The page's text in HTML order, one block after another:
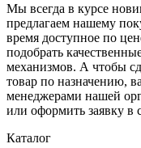
Мы всегда в курсе
предлагаем нашему
время доступное по
подобрать
механизмов. А чтобы
товар по назначению,
менеджерами нашей
или оформить заявку в
Каталог